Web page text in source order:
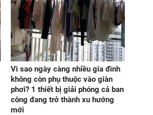
Vì sao ngày càng nhiều gia đình
không còn phụ thuộc vào giàn
phơi? 1 thiết bị giải phóng cả ban
công đang trở thành xu hướng
mới